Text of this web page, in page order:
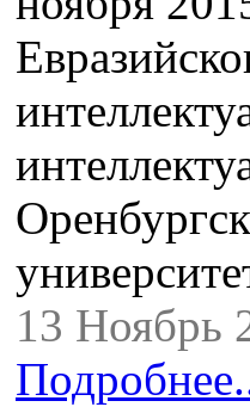
13 Ноябрь